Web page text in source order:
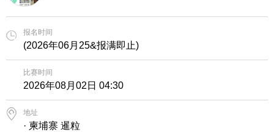
报名时间
(2026年06月25&报满即止)
比赛时间
2026年08月02日 04:30
地址
· ‌柬埔寨 暹粒